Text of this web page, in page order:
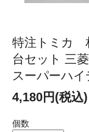
特注トミカ
台セット 三
スーパーハ
4,180円(税込)
個数